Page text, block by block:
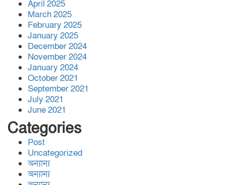
ব্রিটেনে বিশ্বনাথের ইছমাইল উদ্দিনের
ব্যাচেল,র ডিগ্রী অর্জন।
April 2025
March 2025
February 2025
January 2025
December 2024
November 2024
January 2024
October 2021
September 2021
July 2021
June 2021
Categories
Post
Uncategorized
অন্যান্য
অন্যান্য